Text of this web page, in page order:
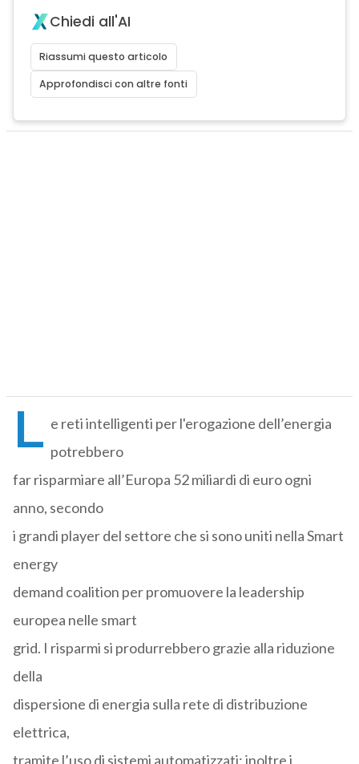
Chiedi all'AI
Riassumi questo articolo
Approfondisci con altre fonti
L e reti intelligenti per l'erogazione dell’energia
potrebbero
far risparmiare all’Europa 52 miliardi di euro ogni
anno, secondo
i grandi player del settore che si sono uniti nella Smart
energy
demand coalition per promuovere la leadership
europea nelle smart
grid. I risparmi si produrrebbero grazie alla riduzione
della
dispersione di energia sulla rete di distribuzione
elettrica,
tramite l’uso di sistemi automatizzati; inoltre i